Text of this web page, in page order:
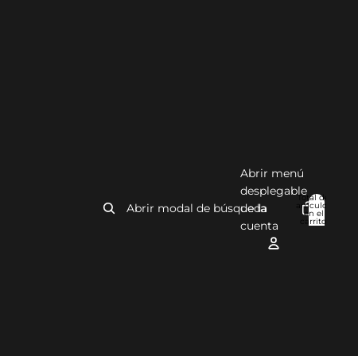
Abrir modal de búsqueda
Abrir menú
desplegable
de la
cuenta
Total de
artículos
en el
carrito:
0